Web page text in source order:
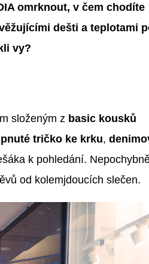
omrknout, v čem chodíte
dešti a teplotami
vy?
složeným z basic kousků
tričko ke krku,
k pohledání.
od kolemjdoucích slečen.